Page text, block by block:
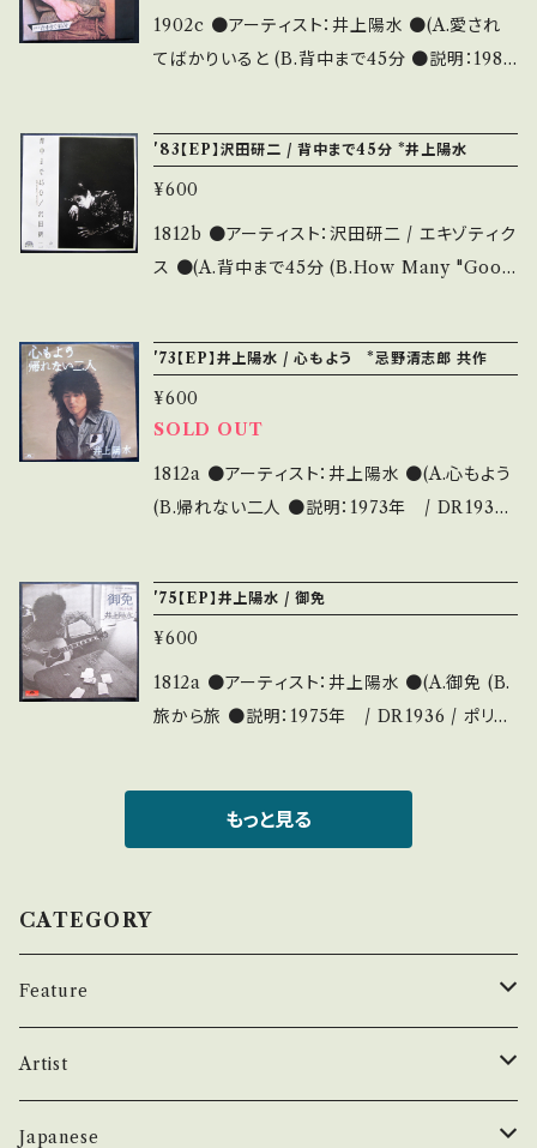
お知らせ等は、About 画面にてご確認ください。
1902c ●アーティスト：井上陽水 ●(A.愛され
てばかりいると (B.背中まで45分 ●説明：1980
のセルフカバー ●状態：ジャケ/盤：A-/B+ (国内
盤) * 【状態説明の見方】 商品列に並ぶ ■状
態・説明 / 発送について■ をご覧ください。 お
知らせ等は、About 画面にてご確認ください。
'83【EP】沢田研二 / 背中まで45分 *井上陽水
¥600
1812b ●アーティスト：沢田研二 / エキゾティク
ス ●(A.背中まで45分 (B.How Many "Good
態：ジャケ/盤：B+/A (国内盤) * 【状態説明の見
方】 商品列に並ぶ ■状態・説明 / 発送について
■ をご覧ください。 お知らせ等は、About 画面
にてご確認ください。
'73【EP】井上陽水 / 心もよう *忌野清志郎 共作
¥600
SOLD OUT
1812a ●アーティスト：井上陽水 ●(A.心もよう
(B.帰れない二人 ●説明：1973年 / DR1936 /
商品列に並ぶ ■状態・説明 / 発送について■
をご覧ください。 お知らせ等は、About 画面に
てご確認ください。
'75【EP】井上陽水 / 御免
¥600
1812a ●アーティスト：井上陽水 ●(A.御免 (B.
旅から旅 ●説明：1975年 / DR1936 / ポリド
/ 発送について■ をご覧ください。 お知らせ等
は、About 画面にてご確認ください。
もっと見る
CATEGORY
Feature
昭和ヒット
50年代
昭和歌謡/演歌
Artist
THE BEATLES
Japanese